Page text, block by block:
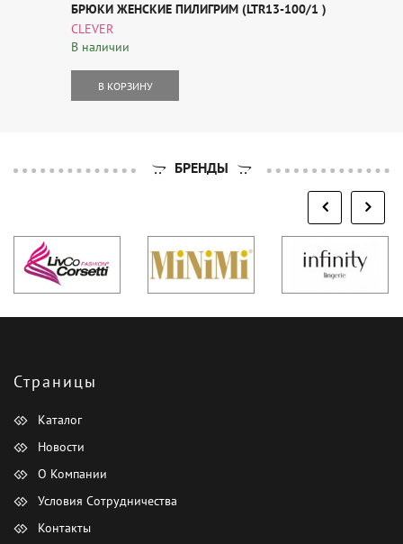
БРЮКИ ЖЕНСКИЕ ПИЛИГРИМ (LTR13-100/1 )
CLEVER
В наличии
В КОРЗИНУ
БРЕНДЫ
Страницы
Каталог
Новости
О Компании
Условия Сотрудничества
Контакты